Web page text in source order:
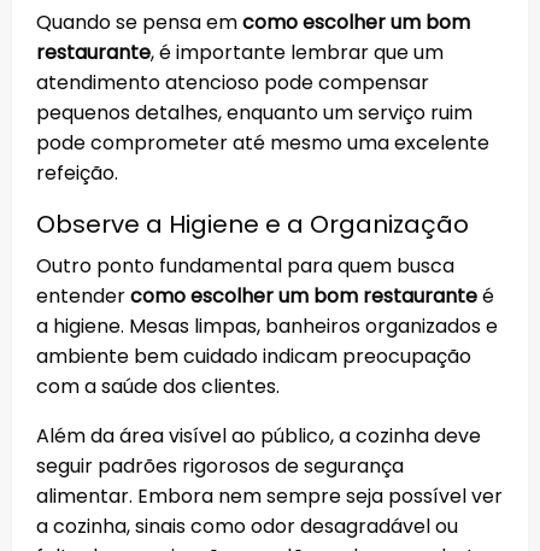
Quando se pensa emcomo escolher um bom
restaurante, é importante lembrar que um
atendimento atencioso pode compensar
pequenos detalhes, enquanto um serviço ruim
pode comprometer até mesmo uma excelente
refeição.
Observe a Higiene e a Organização
Outro ponto fundamental para quem busca
entendercomo escolher um bom restauranteé
a higiene. Mesas limpas, banheiros organizados e
ambiente bem cuidado indicam preocupação
com a saúde dos clientes.
Além da área visível ao público, a cozinha deve
seguir padrões rigorosos de segurança
alimentar. Embora nem sempre seja possível ver
a cozinha, sinais como odor desagradável ou